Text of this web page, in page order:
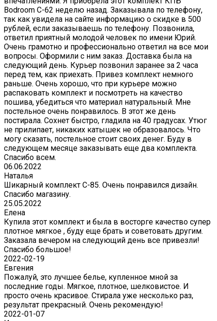
Bodroom C-62 неделю назад. Заказывала по телефону,
так как увидела на сайте информацию о скидке в 500
рублей, если заказываешь по телефону. Позвонила,
ответил приятный молодой человек по имени Юрий.
Очень грамотно и профессионально ответил на все мои
вопросы. Оформили с ним заказ. Доставка была на
следующий день. Курьер позвонил заранее за 2 часа
перед тем, как приехать. Привез комплект немного
раньше. Очень хорошо, что при курьере можно
распаковать комплект и посмотреть на качество
пошива, убедиться что материал натуральный. Мне
постельное очень понравилось. В этот же день
постирала. Сохнет быстро, гладила на 40 градусах. Утюг
не прилипает, никаких катышек не образовалось. Что
могу сказать, постельное стоит своих денег. Буду в
следующем месяце заказывать еще два комплекта.
Спасибо всем.
06.06.2022
Наталья
Шикарный комплект C-85. Очень понравился дизайн.
Спасибо магазину.
25.05.2022
Елена
Купила этот комплект и была в восторге качество супер
плотное мягкое , буду еще брать и советовать другим.
Заказала вечером на следующий день все привезли!
Спасибо большое!
2022-02-19
Евгения
Пожалуй, это лучшее белье, купленное мной за
последние годы. Мягкое, плотное, шелковистое. И
просто очень красивое. Стирала уже несколько раз,
результат прекрасный. Очень рекомендую!
2022-01-07